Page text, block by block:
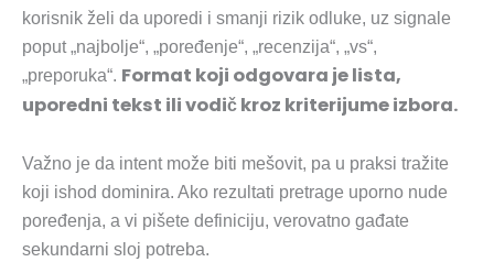
korisnik želi da uporedi i smanji rizik odluke, uz signale
poput „najbolje“, „poređenje“, „recenzija“, „vs“,
„preporuka“. Format koji odgovara je lista,
uporedni tekst ili vodič kroz kriterijume izbora.
Važno je da intent može biti mešovit, pa u praksi tražite
koji ishod dominira. Ako rezultati pretrage uporno nude
poređenja, a vi pišete definiciju, verovatno gađate
sekundarni sloj potreba.